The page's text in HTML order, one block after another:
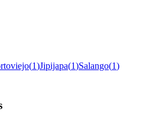
(1)Jipijapa(1)Salango(1)